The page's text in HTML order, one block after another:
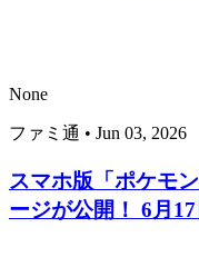
None
ファミ通 • Jun 03, 2026
スマホ版「ポケモ
ージが公開！ 6月